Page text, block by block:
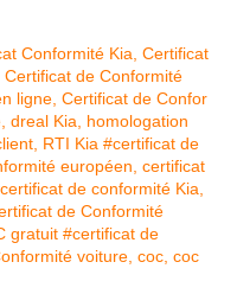
Conformité Kia, Certificat
de Conformité
ligne, Certificat de Confor
dreal Kia, homologation
RTI Kia #certificat de
européen, certificat
de conformité Kia,
de Conformité
gratuit #certificat de
voiture, coc, coc